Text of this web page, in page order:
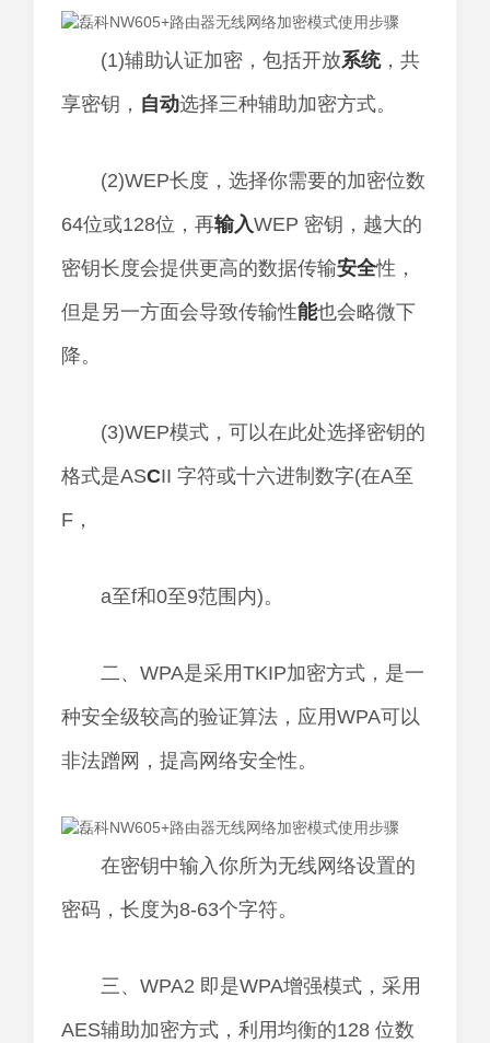
(1)辅助认证加密，包括开放系统，共
享密钥， 自动选择三种辅助加密方式。
(2)WEP长度，选择你需要的加密位数
64位或128位，再输入WEP 密钥，越大的
密钥长度会提供更高的数据传输安全性，
但是另一方面会导致传输性能也会略微下
降。
(3)WEP模式，可以在此处选择密钥的
格式是ASCII 字符或十六进制数字(在A至
F，
a至f和0至9范围内)。
二、WPA是采用TKIP加密方式，是一
种安全级较高的验证算法，应用WPA可以
非法蹭网，提高网络安全性。
在密钥中输入你所为无线网络设置的
密码，长度为8-63个字符。
三、WPA2 即是WPA增强模式，采用
AES辅助加密方式，利用均衡的128 位数